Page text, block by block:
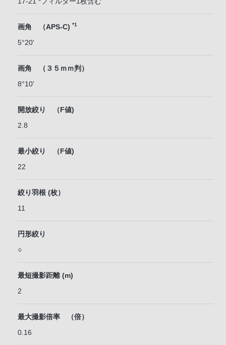
画角 （APS-C) *1
5°20'
画角 （３５ｍｍ判）
8°10'
開放絞り （F値)
2.8
最小絞り （F値)
22
絞り羽根 (枚）
11
円形絞り
○
最短撮影距離 (m)
2
最大撮影倍率 （倍）
0.16